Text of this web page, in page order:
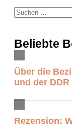
Suchen
nach:
Beliebte
Über die
und der DDR
Rezension: